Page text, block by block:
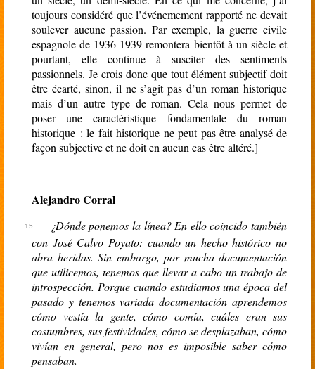
toujours considéré que l’événemement rapporté ne devait
soulever aucune passion. Par exemple, la guerre civile
espagnole de 1936-1939 remontera bientôt à un siècle et
pourtant, elle continue à susciter des sentiments
passionnels. Je crois donc que tout élément subjectif doit
être écarté, sinon, il ne s’agit pas d’un roman historique
mais d’un autre type de roman. Cela nous permet de
poser une caractéristique fondamentale du roman
historique : le fait historique ne peut pas être analysé de
façon subjective et ne doit en aucun cas être altéré.]
Alejandro Corral
¿Dónde ponemos la línea? En ello coincido también
con José Calvo Poyato: cuando un hecho histórico no
abra heridas. Sin embargo, por mucha documentación
que utilicemos, tenemos que llevar a cabo un trabajo de
introspección. Porque cuando estudiamos una época del
pasado y tenemos variada documentación aprendemos
cómo vestía la gente, cómo comía, cuáles eran sus
costumbres, sus festividades, cómo se desplazaban, cómo
vivían en general, pero nos es imposible saber cómo
pensaban.